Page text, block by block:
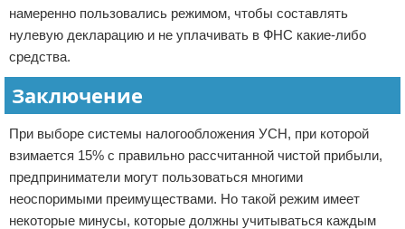
намеренно пользовались режимом, чтобы составлять
нулевую декларацию и не уплачивать в ФНС какие-либо
средства.
Заключение
При выборе системы налогообложения УСН, при которой
взимается 15% с правильно рассчитанной чистой прибыли,
предприниматели могут пользоваться многими
неоспоримыми преимуществами. Но такой режим имеет
некоторые минусы, которые должны учитываться каждым